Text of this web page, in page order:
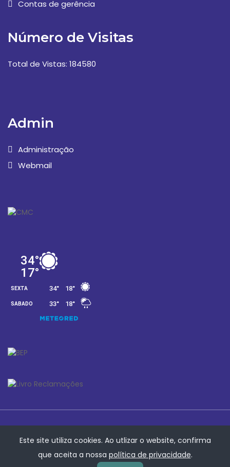
Este site utiliza cookies. Ao utlizar o website, confirma
que aceita a nossa política de privacidade.
Contas de gerência
Número de Visitas
Total de Vistas: 184580
Admin
Administração
Webmail